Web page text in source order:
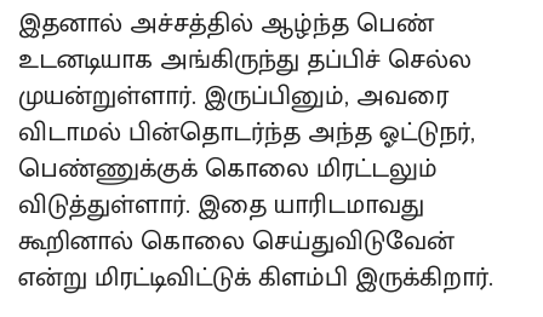
இதனால் அச்சத்தில் ஆழ்ந்த பெண்
உடனடியாக அங்கிருந்து தப்பிச் செல்ல
முயன்றுள்ளார். இருப்பினும், அவரை
விடாமல் பின்தொடர்ந்த அந்த ஓட்டுநர்,
பெண்ணுக்குக் கொலை மிரட்டலும்
விடுத்துள்ளார். இதை யாரிடமாவது
கூறினால் கொலை செய்துவிடுவேன்
என்று மிரட்டிவிட்டுக் கிளம்பி இருக்கிறார்.